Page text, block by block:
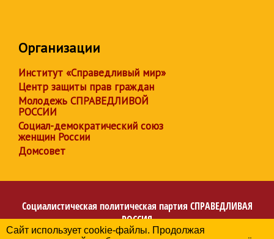
Организации
Институт «Справедливый мир»
Центр защиты прав граждан
Молодежь СПРАВЕДЛИВОЙ
РОССИИ
Социал-демократический союз
женщин России
Домсовет
Социалистическая политическая партия СПРАВЕДЛИВАЯ
РОССИЯ
Региональное отделение партии в Удмуртcкой
Сайт использует cookie-файлы. Продолжая